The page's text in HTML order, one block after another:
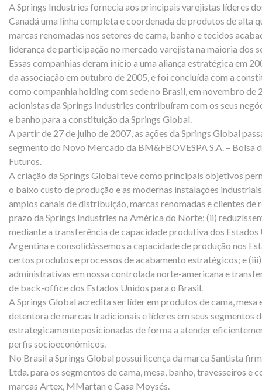
A Springs Industries fornecia aos principais varejistas líderes
Canadá uma linha completa e coordenada de produtos de alta
marcas renomadas nos setores de cama, banho e tecidos
liderança de participação no mercado varejista na maioria dos
Essas companhias deram início a uma aliança estratégica em
da associação em outubro de 2005, e foi concluída com a
como companhia holding com sede no Brasil, em novembro de
acionistas da Springs Industries contribuíram com os seus
e banho para a constituição da Springs Global.
A partir de 27 de julho de 2007, as ações da Springs Global
segmento do Novo Mercado da BM&FBOVESPA S.A. – Bolsa
Futuros.
A criação da Springs Global teve como principais objetivos
o baixo custo de produção e as modernas instalações
amplos canais de distribuição, marcas renomadas e clientes de
prazo da Springs Industries na América do Norte; (ii)
mediante a transferência de capacidade produtiva dos Estados
Argentina e consolidássemos a capacidade de produção nos
certos produtos e processos de acabamento estratégicos; e
administrativas em nossa controlada norte-americana e
de back-office dos Estados Unidos para o Brasil.
A Springs Global acredita ser líder em produtos de cama, mesa
detentora de marcas tradicionais e líderes em seus segmentos
estrategicamente posicionadas de forma a atender
perfis socioeconômicos.
No Brasil a Springs Global possui licença da marca Santista
Ltda. para os segmentos de cama, mesa, banho, travesseiros e
marcas Artex, MMartan e Casa Moysés.